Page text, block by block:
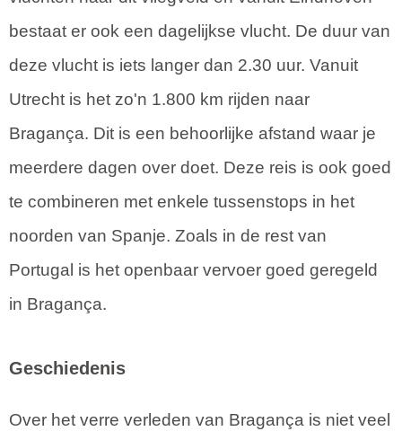
bestaat er ook een dagelijkse vlucht. De duur van
deze vlucht is iets langer dan 2.30 uur. Vanuit
Utrecht is het zo'n 1.800 km rijden naar
Bragança. Dit is een behoorlijke afstand waar je
meerdere dagen over doet. Deze reis is ook goed
te combineren met enkele tussenstops in het
noorden van Spanje. Zoals in de rest van
Portugal is het openbaar vervoer goed geregeld
in Bragança.
Geschiedenis
Over het verre verleden van Bragança is niet veel